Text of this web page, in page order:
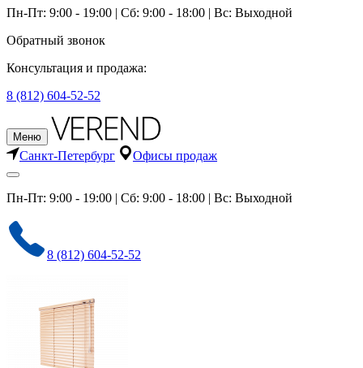
Пн-Пт: 9:00 - 19:00 | Сб: 9:00 - 18:00 | Вс: Выходной
Обратный звонок
Консультация и продажа:
8 (812) 604-52-52
Меню
Санкт-Петербург Офисы продаж
Пн-Пт: 9:00 - 19:00 | Сб: 9:00 - 18:00 | Вс: Выходной
8 (812) 604-52-52